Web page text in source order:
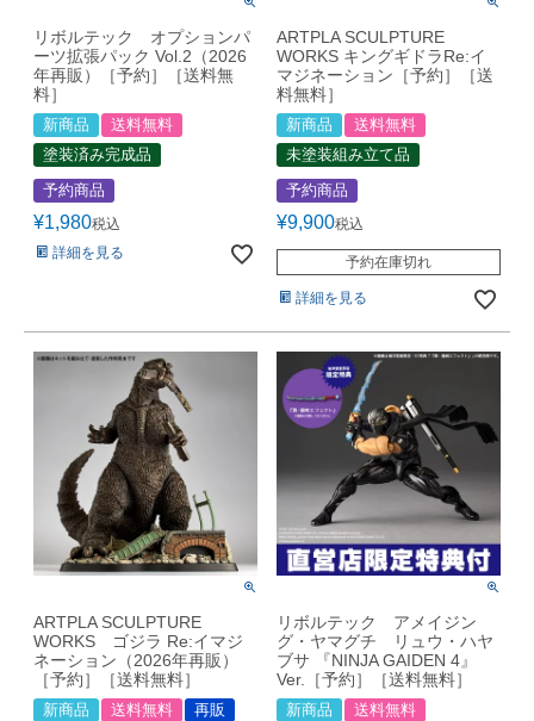
リボルテック オプションパ
ーツ拡張パック Vol.2（2026
年再販）［予約］［送料無
料］
新商品
送料無料
塗装済み完成品
予約商品
¥1,980税込
詳細を見る
ARTPLA SCULPTURE
WORKS キングギドラRe:イ
マジネーション［予約］［送
料無料］
新商品
送料無料
未塗装組み立て品
予約商品
¥9,900税込
予約在庫切れ
詳細を見る
ARTPLA SCULPTURE
WORKS ゴジラ Re:イマジ
ネーション（2026年再販）
［予約］［送料無料］
新商品 送料無料
再販
リボルテック アメイジン
グ・ヤマグチ リュウ・ハヤ
ブサ 『NINJA GAIDEN 4』
Ver.［予約］［送料無料］
新商品
送料無料